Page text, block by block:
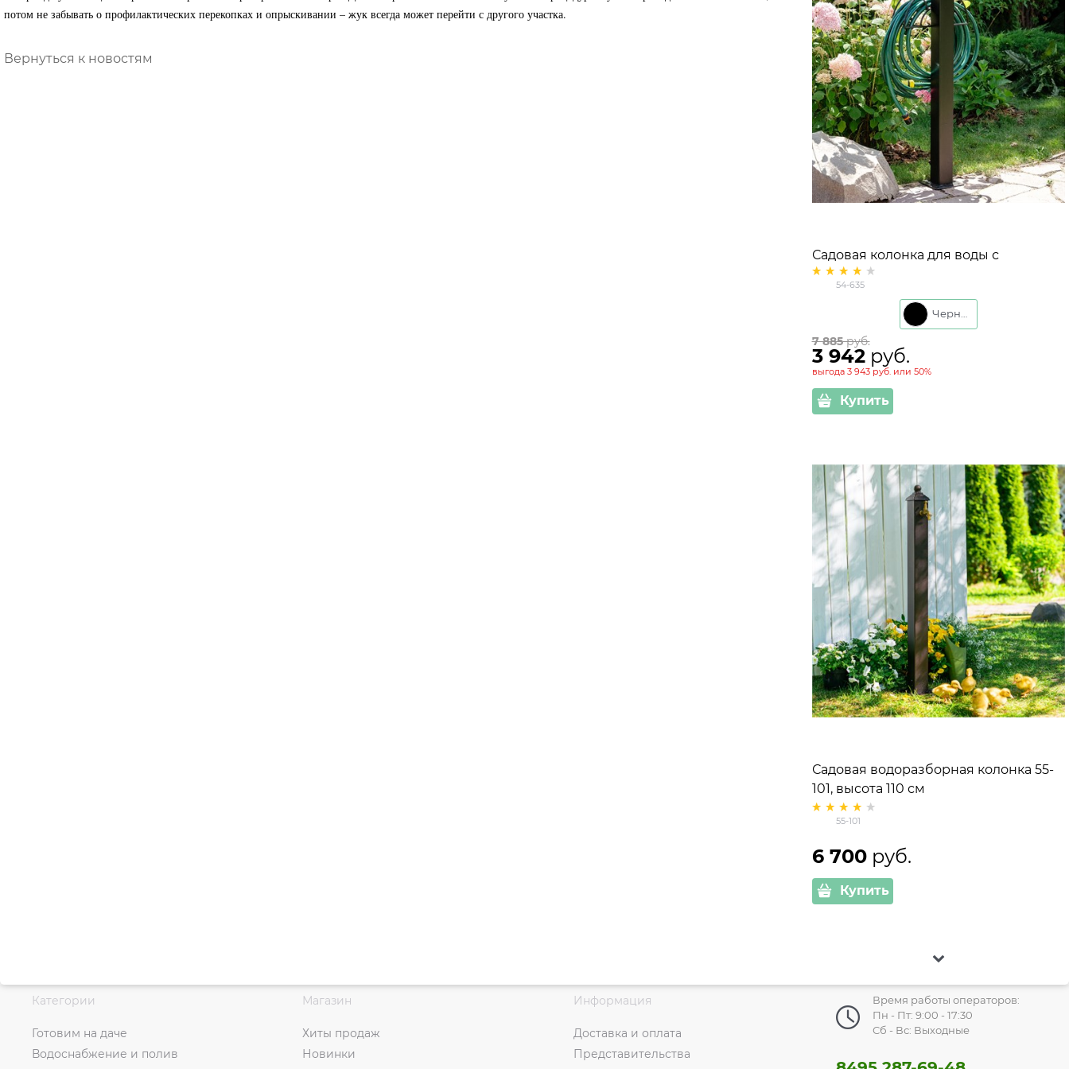
потом не забывать о профилактических перекопках и опрыскивании – жук всегда может перейти с другого участка.
Вернуться к новостям
Садовая колонка для воды с
кронштейном для шланга 54-635
54-635
7 885 руб.
3 942 руб.
выгода 3 943 руб. или 50%
Купить
Садовая водоразборная колонка 55-
101, высота 110 см
55-101
6 700 руб.
Купить
Категории
Готовим на даче
Водоснабжение и полив
Магазин
Хиты продаж
Новинки
Информация
Доставка и оплата
Представительства
Время работы операторов:
Пн - Пт: 9:00 - 17:30
Сб - Вс: Выходные